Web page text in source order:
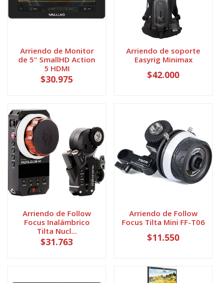
Arriendo de Monitor
de 5" SmallHD Action
5 HDMI
$30.975
Arriendo de soporte
Easyrig Minimax
$42.000
Arriendo de Follow
Focus Inalámbrico
Tilta Nucl...
$31.763
Arriendo de Follow
Focus Tilta Mini FF-T06
$11.550